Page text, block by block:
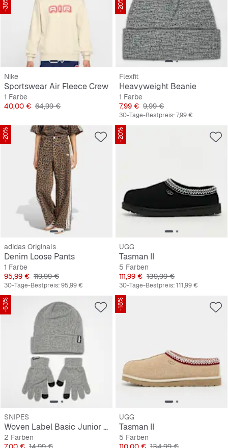
-38%
Nike
Sportswear Air Fleece Crew
1 Farbe
Preis
40,00 € Originalpreis
64,99 €
-20%
Flexfit
Heavyweight Beanie
1 Farbe
Preis
7,99 € Originalpreis
9,99 €
30-Tage-Bestpreis:7,99 €
-20%
adidas Originals
Denim Loose Pants
1 Farbe
Preis
95,99 € Originalpreis
119,99 €
30-Tage-Bestpreis:95,99 €
-20%
UGG
Tasman II
5 Farben
Preis
111,99 € Originalpreis
139,99 €
30-Tage-Bestpreis:111,99 €
-53%
SNIPES
Woven Label Basic Junior Knit Set
2 Farben
Preis
Originalpreis
-18%
UGG
Tasman II
5 Farben
Preis
Originalpreis